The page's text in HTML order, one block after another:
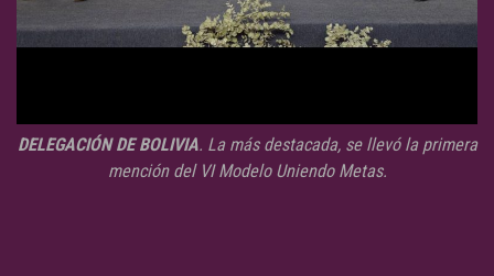
DELEGACIÓN DE BOLIVIA. La más destacada, se llevó la primera
mención del VI Modelo Uniendo Metas.